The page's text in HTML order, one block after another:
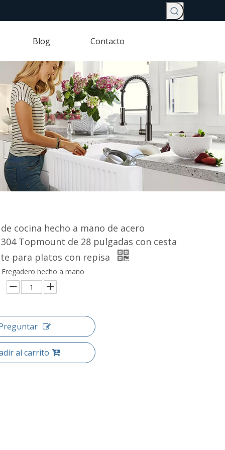
Blog Contacto
cocina hecho a mano de acero
Topmount de 28 pulgadas con cesta
para platos con repisa
hecho a mano
al carrito